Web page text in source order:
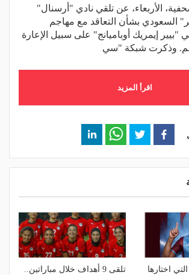
الأربعاء، عن تلقي نادي "أرسنال"
السعودي بشأن التعاقد مع مهاجم
"بيير إيمريك أوباميانج" على سبيل الإعارة
وذكرت شبكة "سي
اقرأ المزيد
اختارها
تلقى 9 أهداف خلال مباراتين..